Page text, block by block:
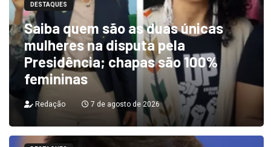
DESTAQUES
Saiba quem são as duas únicas
mulheres na disputa pela
Presidência; chapas são 100%
femininas
Redação 7 de agosto de 2026